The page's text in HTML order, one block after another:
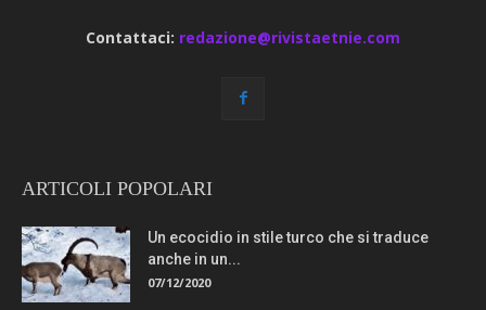
Contattaci: redazione@rivistaetnie.com
ARTICOLI POPOLARI
Un ecocidio in stile turco che si traduce
anche in un...
07/12/2020